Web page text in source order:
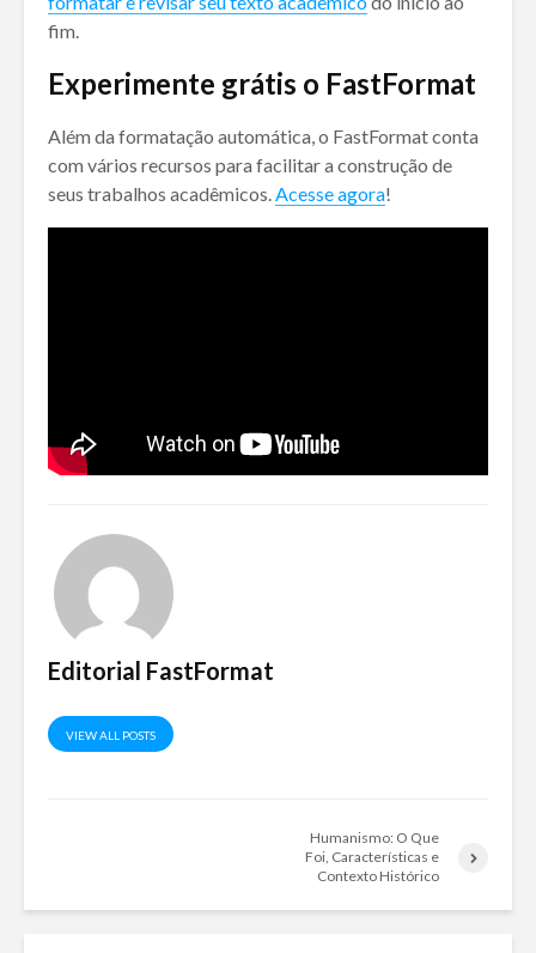
fim.
Experimente grátis o FastFormat
Além da formatação automática, o FastFormat conta
com vários recursos para facilitar a construção de
seus trabalhos acadêmicos.Acesse agora!
Editorial FastFormat
VIEW ALL POSTS
Humanismo: O Que
Foi, Características e
Contexto Histórico